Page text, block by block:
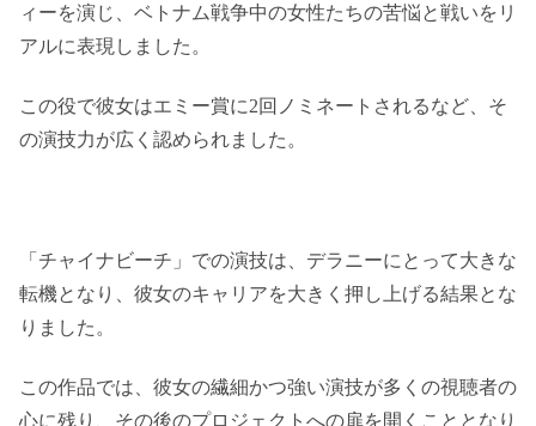
ィーを演じ、ベトナム戦争中の女性たちの苦悩と戦いをリ
アルに表現しました。
この役で彼女はエミー賞に2回ノミネートされるなど、そ
の演技力が広く認められました。
「チャイナビーチ」での演技は、デラニーにとって大きな
転機となり、彼女のキャリアを大きく押し上げる結果とな
りました。
この作品では、彼女の繊細かつ強い演技が多くの視聴者の
心に残り、その後のプロジェクトへの扉を開くこととなり